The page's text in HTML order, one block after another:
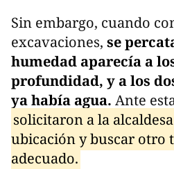
Sin embargo, cuando
excavaciones, se
humedad aparecía a
profundidad, y a los
ya había agua. Ante
solicitaron a la
ubicación y buscar otro
adecuado.